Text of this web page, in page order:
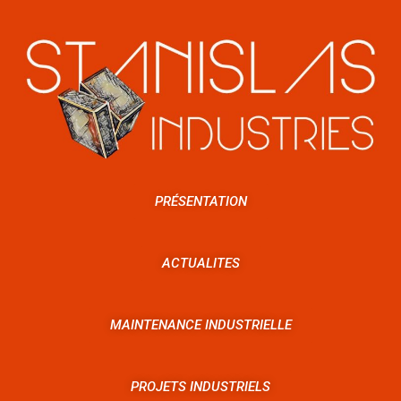
PRÉSENTATION
ACTUALITES
MAINTENANCE INDUSTRIELLE
PROJETS INDUSTRIELS